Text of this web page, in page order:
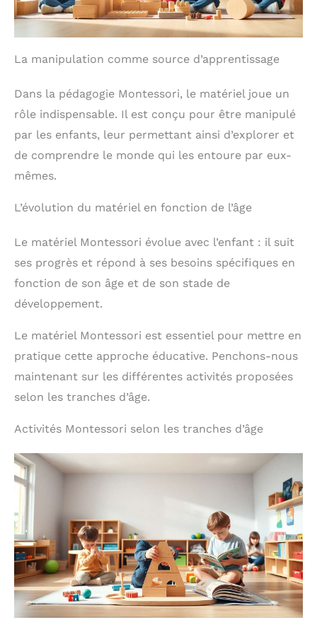
tranquillité d'esprit des enfants comme des
parents.
【Jouez Partout et à Tout Moment】Le
trieur jouet bois est livré avec un sac de rangement
d'organiser et de transporter facilement toutes les
famille, des jeux au parc en extérieur ou des
voyages longue distance, le jeu educatif est le
compagnon idéal pour occuper les enfants et les
engager dans l'apprentissage, rendant l'exploration
et l'apprentissage possibles partout.
【Choix de
Cadeau Idéal pour Tout-petits】Avec son emballage
l'ouverture. Ce jeu montessori éducatif est parfait
cadeau de fête pour les bébés de 1 à 3 ans, comme
est à la fois amusant et éducatif, ce qui en fait le
meilleur choix pour un jouet de développement,
tant pour les garçons que pour les filles.
La manipulation comme source d’apprentissage
Dans la pédagogie Montessori, le matériel joue un
rôle indispensable. Il est conçu pour être manipulé
par les enfants, leur permettant ainsi d’explorer et
de comprendre le monde qui les entoure par eux-
mêmes.
L’évolution du matériel en fonction de l’âge
Le matériel Montessori évolue avec l’enfant : il suit
ses progrès et répond à ses besoins spécifiques en
fonction de son âge et de son stade de
développement.
Le matériel Montessori est essentiel pour mettre en
pratique cette approche éducative. Penchons-nous
maintenant sur les différentes activités proposées
selon les tranches d’âge.
Activités Montessori selon les tranches d’âge